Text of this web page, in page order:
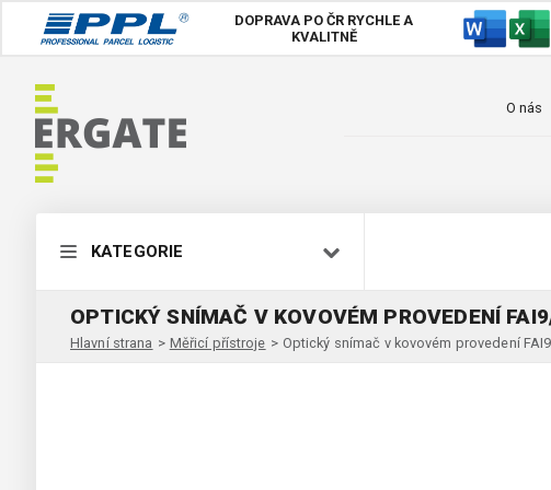
DOPRAVA PO ČR RYCHLE A
KVALITNĚ
O nás
KATEGORIE
OPTICKÝ SNÍMAČ V KOVOVÉM PROVEDENÍ
Hlavní strana > Měřicí přístroje > Optický snímač v kovovém provedení